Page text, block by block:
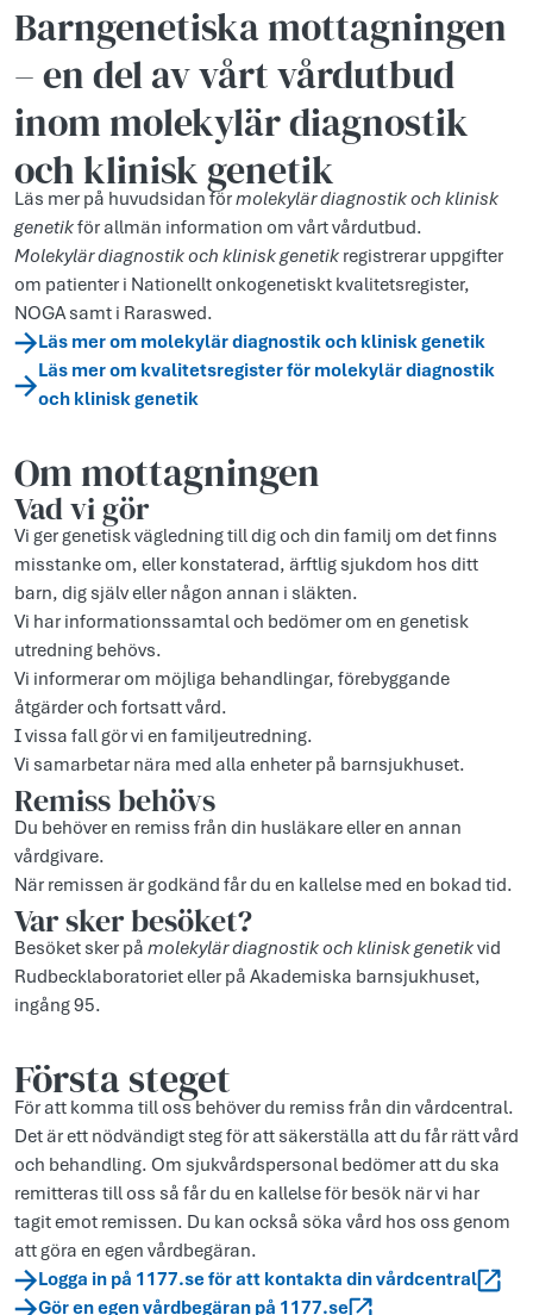
Barngenetiska mottagningen
– en del av vårt vårdutbud
inom molekylär diagnostik
och klinisk genetik
Läs mer på huvudsidan förmolekylär diagnostik och klinisk
genetikför allmän information om vårt vårdutbud.
Molekylär diagnostik och klinisk genetik registrerar uppgifter
om patienter i Nationellt onkogenetiskt kvalitetsregister,
NOGA samt i Raraswed.
Läs mer om molekylär diagnostik och klinisk genetik
Läs mer om kvalitetsregister för molekylär diagnostik
och klinisk genetik
Om mottagningen
Vad vi gör
Vi ger genetisk vägledning till dig och din familj om det finns
misstanke om, eller konstaterad, ärftlig sjukdom hos ditt
barn, dig själv eller någon annan i släkten.
Vi har informationssamtal och bedömer om en genetisk
utredning behövs.
Vi informerar om möjliga behandlingar, förebyggande
åtgärder och fortsatt vård.
I vissa fall gör vi en familjeutredning.
Vi samarbetar nära med alla enheter på barnsjukhuset.
Remiss behövs
Du behöver en remiss från din husläkare eller en annan
vårdgivare.
När remissen är godkänd får du en kallelse med en bokad tid.
Var sker besöket?
Besöket sker på molekylär diagnostik och klinisk genetikvid
Rudbecklaboratoriet eller på Akademiska barnsjukhuset,
ingång 95.
Första steget
För att komma till oss behöver du remiss från din vårdcentral.
Det är ett nödvändigt steg för att säkerställa att du får rätt vård
och behandling. Om sjukvårdspersonal bedömer att du ska
remitteras till oss så får du en kallelse för besök när vi har
tagit emot remissen. Du kan också söka vård hos oss genom
att göra en egen vårdbegäran.
Logga in på 1177.se för att kontakta din vårdcentral
Gör en egen vårdbegäran på 1177.se